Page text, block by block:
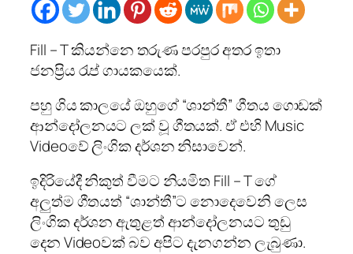
Fill – T කියන්නෙ තරුණ පරපුර අතර ඉතා
ජනප්‍රිය රැප් ගායකයෙක්.
පහු ගිය කාලයේ ඔහුගේ “ශාන්තී” ගීතය ගොඩක්
ආන්දෝලනයට ලක් වූ ගීතයක්. ඒ එහි Music
Videoවේ ලිංගික දර්ශන නිසාවෙන්.
ඉදිරියේදී නිකුත් වීමට නියමිත Fill – T ගේ
අලුත්ම ගීතයත් “ශාන්තී”ට නොදෙවෙනි ලෙස
ලිංගික දර්ශන ඇතුළත් ආන්දෝලනයට තුඩු
දෙන Videoවක් බව අපිට දැනගන්න ලැබුණා.